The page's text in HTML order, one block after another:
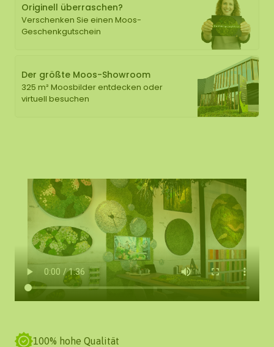
Originell überraschen?
Verschenken Sie einen Moos-
Geschenkgutschein
Der größte Moos-Showroom
325 m² Moosbilder entdecken oder
virtuell besuchen
100% hohe Qualität